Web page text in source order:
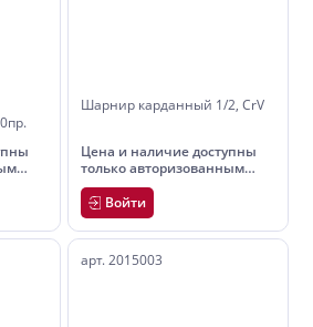
Шарнир карданный 1/2, CrV
Цена и наличие доступны
только авторизованным
пользователям
Войти
арт. 2015003